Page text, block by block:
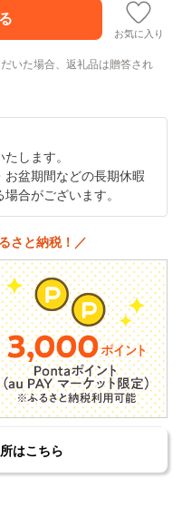
お気に入り
いた場合、返礼品は贈答され
します。
盆期間などの長期休暇
合がございます。
さと納税！／
はこちら